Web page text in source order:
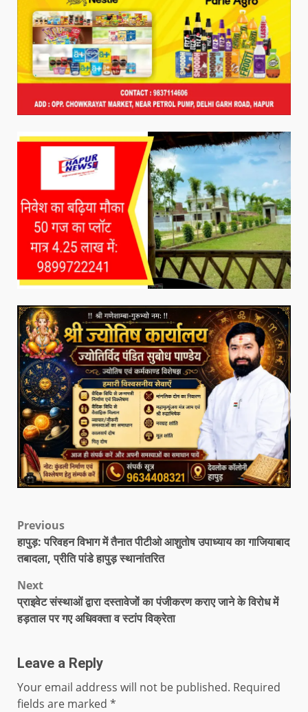
Previous
हापुड़: परिवहन विभाग में तैनात पीटीओ आशुतोष उपाध्याय का गाजियाबाद
तबादला, प्रीति पांडे हापुड़ स्थानांतरित
Next
प्राइवेट संस्थाओं द्वारा दस्तावेजों का पंजीकरण कराए जाने के विरोध में
हड़ताल पर गए अधिवक्ता व स्टांप विक्रेता
Leave a Reply
Your email address will not be published. Required
fields are marked *